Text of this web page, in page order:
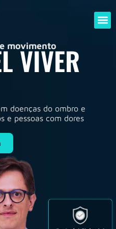
movimento
VIVER
doenças do ombro e
e pessoas com dores